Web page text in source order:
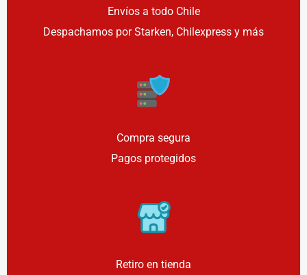
Envíos a todo Chile
Despachamos por Starken, Chilexpress y más
Compra segura
Pagos protegidos
Retiro en tienda